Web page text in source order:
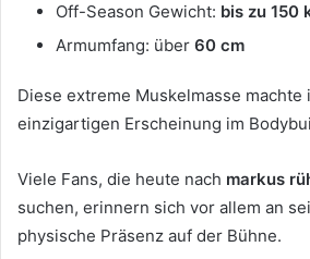
Off-Season Gewicht: bis zu 150
Armumfang: über 60 cm
Diese extreme Muskelmasse machte
einzigartigen Erscheinung im
Viele Fans, die heute nach markus
suchen, erinnern sich vor allem an
physische Präsenz auf der Bühne.